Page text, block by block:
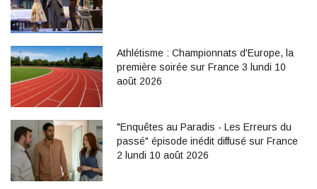
Athlétisme : Championnats d'Europe, la
première soirée sur France 3 lundi 10
août 2026
"Enquêtes au Paradis - Les Erreurs du
passé" épisode inédit diffusé sur France
2 lundi 10 août 2026